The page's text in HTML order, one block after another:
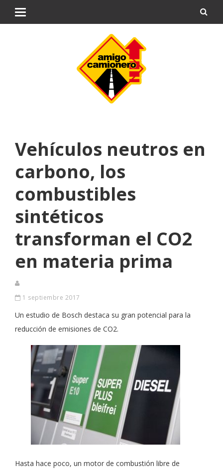
Vehículos neutros en
carbono, los
combustibles
sintéticos
transforman el CO2
en materia prima
1 septiembre 2017
Un estudio de Bosch destaca su gran potencial para la
reducción de emisiones de CO2.
Hasta hace poco, un motor de combustión libre de